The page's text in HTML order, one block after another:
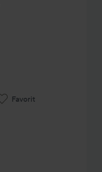
Favorit